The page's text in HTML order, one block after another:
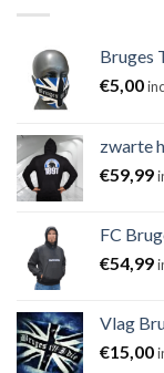
Bruges
€5,00
zwarte
€59,99
FC
€54,99
Vlag
€15,00